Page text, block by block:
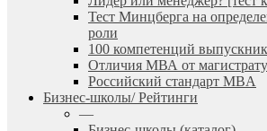
Тест Минцберга на
роли
100 компетенций
Отличия МВА от
Российский стандарт MBA
Бизнес-школы/ Рейтинги
—